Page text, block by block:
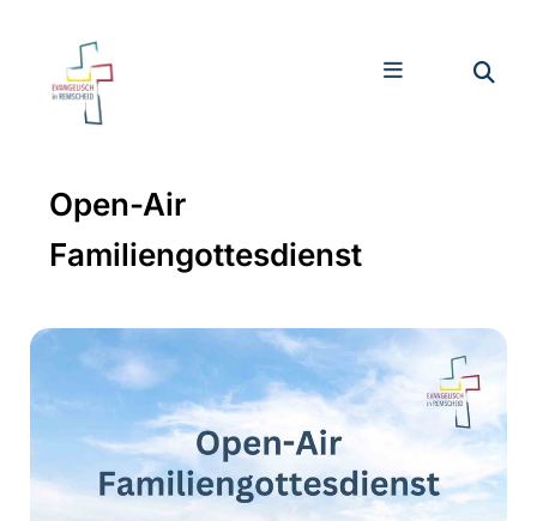
Open-Air
Familiengottesdienst